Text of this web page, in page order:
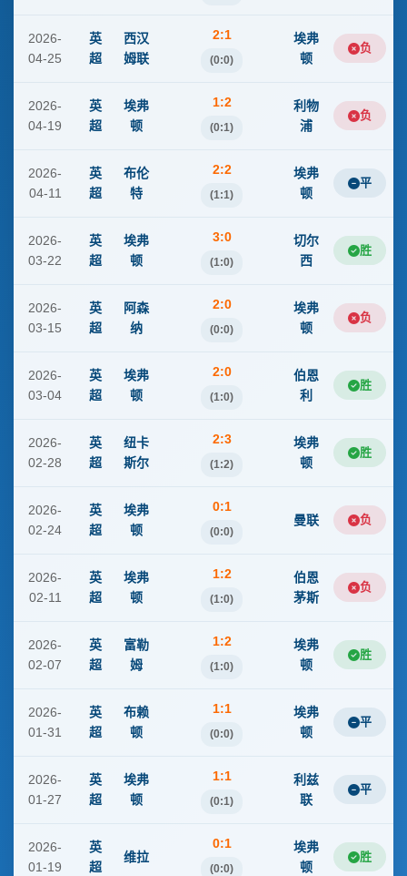
2026-
04-25
英
超
西汉
姆联
2:1
(0:0)
埃弗
顿
负
2026-
04-19
英
超
埃弗
顿
1:2
(0:1)
利物
浦
负
2026-
04-11
英
超
布伦
特
2:2
(1:1)
埃弗
顿
平
2026-
03-22
英
超
埃弗
顿
3:0
(1:0)
切尔
西
胜
2026-
03-15
英
超
阿森
纳
2:0
(0:0)
埃弗
顿
负
2026-
03-04
英
超
埃弗
顿
2:0
(1:0)
伯恩
利
胜
2026-
02-28
英
超
纽卡
斯尔
2:3
(1:2)
埃弗
顿
胜
2026-
02-24
英
超
埃弗
顿
0:1
(0:0)
曼联 负
2026-
02-11
英
超
埃弗
顿
1:2
(1:0)
伯恩
茅斯
负
2026-
02-07
英
超
富勒
姆
1:2
(1:0)
埃弗
顿
胜
2026-
01-31
英
超
布赖
顿
1:1
(0:0)
埃弗
顿
平
2026-
01-27
英
超
埃弗
顿
1:1
(0:1)
利兹
联
平
2026-
01-19
英
超
维拉
0:1
(0:0)
埃弗
顿
胜